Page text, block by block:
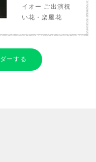
イオー ご出演祝
い花・楽屋花
ーする